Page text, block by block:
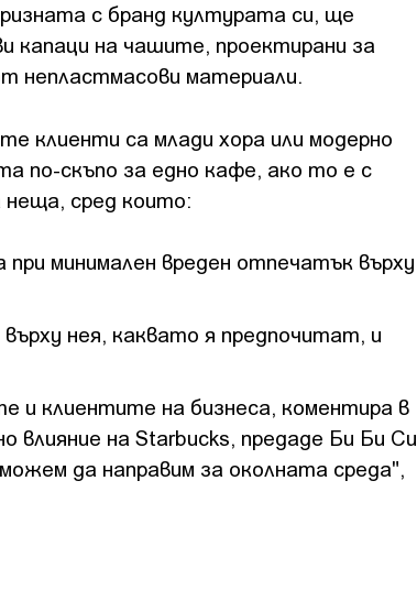
с бранд културата си, ще
капаци на чашите, проектирани за
непластмасови материали.
клиенти са млади хора или модерно
по-скъпо за едно кафе, ако то е с
неща, сред които:
минимален вреден отпечатък върху
нея, каквато я предпочитат, и
и клиентите на бизнеса, коментира в
влияние на Starbucks, предаде Би Би Си
да направим за околната среда",